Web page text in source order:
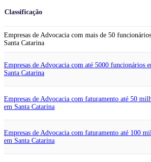
Classificação
Empresas de Advocacia com mais de 50
Santa Catarina
Empresas de Advocacia com até 5000 funcionários
Santa Catarina
Empresas de Advocacia com faturamento até 50
em Santa Catarina
Empresas de Advocacia com faturamento até 100
em Santa Catarina